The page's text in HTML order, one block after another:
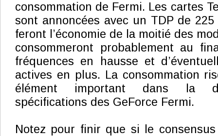
consommation de Fermi. Les cartes
sont annoncées avec un TDP de
feront l’économie de la moitié des
consommeront probablement au
fréquences en hausse et
actives en plus. La consommation
élément important dans la
spécifications des GeForce Fermi.
Notez pour finir que si le